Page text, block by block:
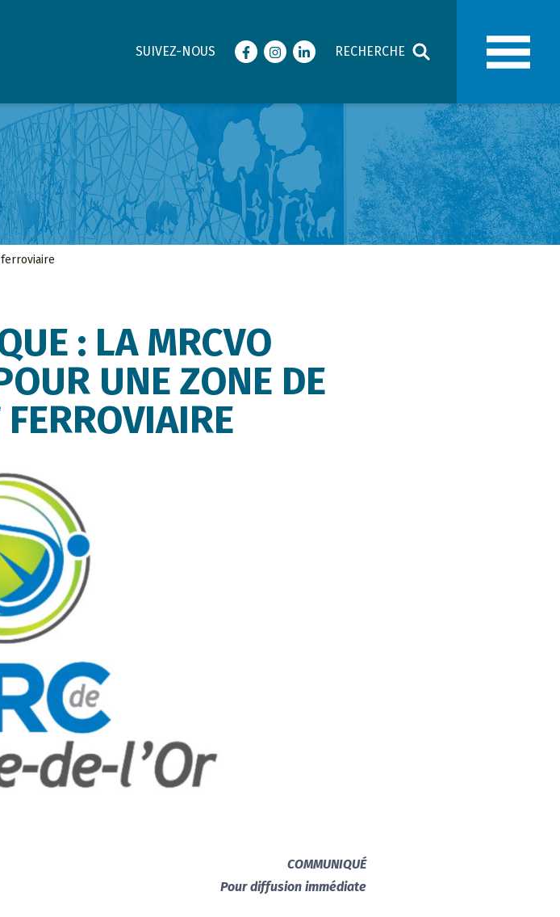
SUIVEZ-NOUS
FacebookInstagramLinkedInRECHERCHE
: LA MRCVO
UNE ZONE DE
COMMUNIQUÉ
Pour diffusion immédiate